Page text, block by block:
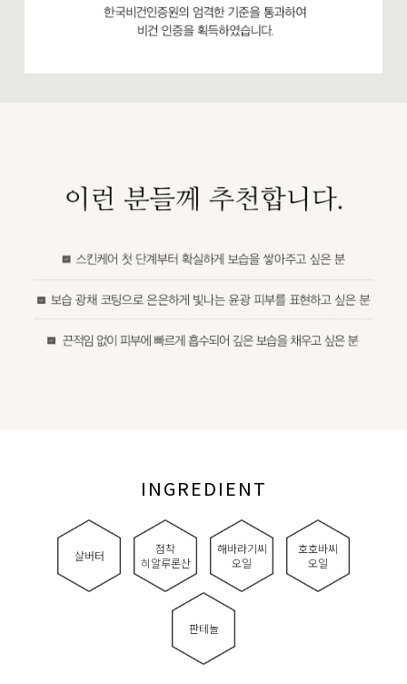
INGREDIENT
살버터
점착
히알루론산
해바라기씨
오일
호호바씨
오일
판테놀